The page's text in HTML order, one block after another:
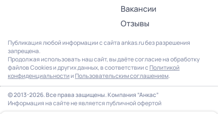
Вакансии
Отзывы
Публикация любой информации с сайта ankas.ru без разрешения
запрещена.
Продолжая использовать наш сайт, вы даёте согласие на обработку
файлов Cookies и других данных, в соответствии с Политикой
конфиденциальности и Пользовательским соглашением.
© 2013-2026. Все права защищены. Компания “Анкас”
Информация на сайте не является публичной офертой
Продолжая использовать наш сайт, вы соглашаетесь на
использование файлов cookie. Подробнее вПолитике
конфиденциальности.